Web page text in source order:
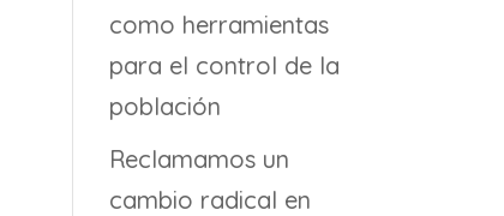
como herramientas
para el control de la
población
Reclamamos un
cambio radical en